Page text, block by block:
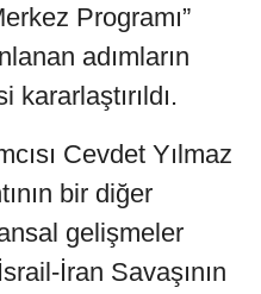
Programı”
adımların
kararlaştırıldı.
Cevdet Yılmaz
bir diğer
gelişmeler
İran Savaşının